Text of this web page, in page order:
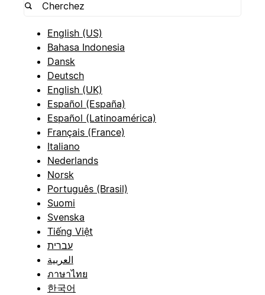
English (US)
Bahasa Indonesia
Dansk
Deutsch
English (UK)
Español (España)
Español (Latinoamérica)
Français (France)
Italiano
Nederlands
Norsk
Português (Brasil)
Suomi
Svenska
Tiếng Việt
עברית
العربية
ภาษาไทย
한국어